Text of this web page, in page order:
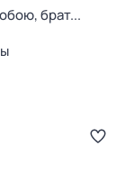
брат...